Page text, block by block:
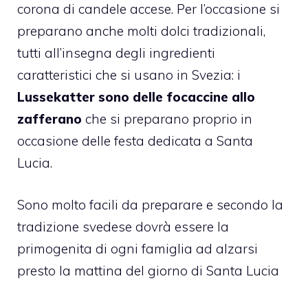
corona di candele accese. Per l’occasione si
preparano anche molti dolci tradizionali,
tutti all’insegna degli ingredienti
caratteristici che si usano in Svezia: i
Lussekatter sono delle focaccine allo
zafferano che si preparano proprio in
occasione delle festa dedicata a Santa
Lucia.
Sono molto facili da preparare e secondo la
tradizione svedese dovrà essere la
primogenita di ogni famiglia ad alzarsi
presto la mattina del giorno di Santa Lucia